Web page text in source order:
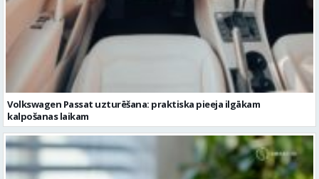
Volkswagen Passat uzturēšana: praktiska pieeja ilgākam
kalpošanas laikam